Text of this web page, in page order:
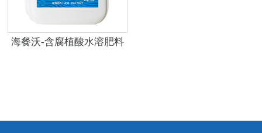
海餐沃-含腐植酸水溶肥料